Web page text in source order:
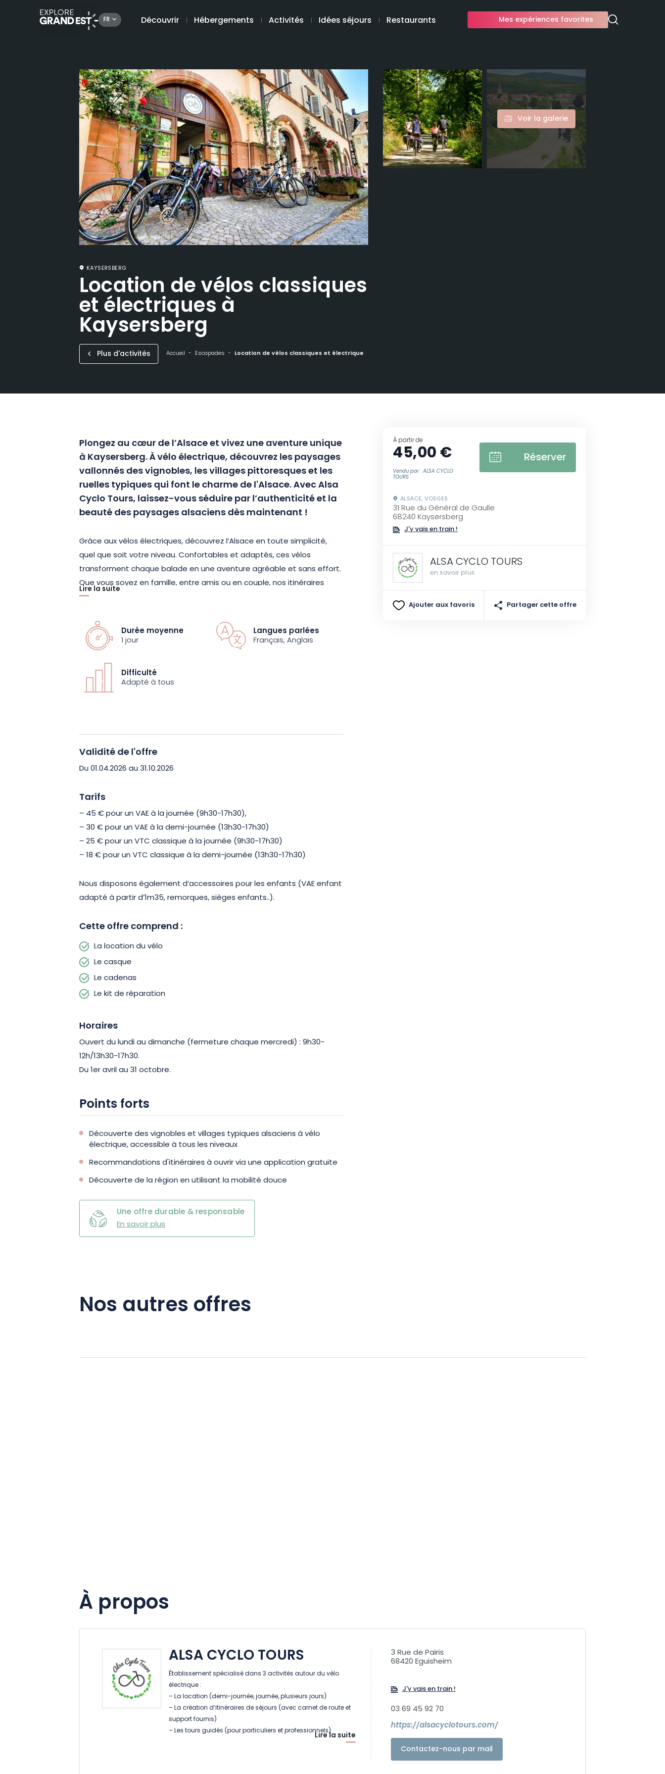
FR Découvrir Hébergements Activités Idées séjours Restaurants Mes expériences favorites
Voir la galerie
KAYSERSBERG
Location de vélos classiques
et électriques à
Kaysersberg
Plus d'activités Accueil Escapades Location de vélos classiques et électriques à Kaysersberg
Plongez au cœur de l’Alsace et vivez une aventure unique
à Kaysersberg. À vélo électrique, découvrez les paysages
vallonnés des vignobles, les villages pittoresques et les
ruelles typiques qui font le charme de l'Alsace. Avec Alsa
Cyclo Tours, laissez-vous séduire par l’authenticité et la
beauté des paysages alsaciens dès maintenant !
Grâce aux vélos électriques, découvrez l’Alsace en toute simplicité,
quel que soit votre niveau. Confortables et adaptés, ces vélos
transforment chaque balade en une aventure agréable et sans effort.
Que vous soyez en famille, entre amis ou en couple, nos itinéraires
personnalisés sont conçus pour s’adapter à votre niveau et vous
Roulez au cœur des vignobles et imprégnez-vous de l’atmosphère
chaleureuse des villages alsaciens. Ne manquez pas cette occasion de
créer des souvenirs mémorables en Alsace.
Réservez dès maintenant votre vélo électrique avec Alsa Cyclo Tours
Lire la suite
Durée moyenne
1 jour
Langues parlées
Français, Anglais
Difficulté
Adapté à tous
Validité de l'offre
Du 01.04.2026 au 31.10.2026
Tarifs
– 45 € pour un VAE à la journée (9h30-17h30),
– 30 € pour un VAE à la demi-journée (13h30-17h30)
– 25 € pour un VTC classique à la journée (9h30-17h30)
– 18 € pour un VTC classique à la demi-journée (13h30-17h30)
Nous disposons également d’accessoires pour les enfants (VAE enfant
adapté à partir d’1m35, remorques, sièges enfants..).
Cette offre comprend :
La location du vélo
Le casque
Le cadenas
Le kit de réparation
Horaires
Ouvert du lundi au dimanche (fermeture chaque mercredi) : 9h30-
12h/13h30-17h30.
Du 1er avril au 31 octobre.
Points forts
Découverte des vignobles et villages typiques alsaciens à vélo
électrique, accessible à tous les niveaux
Recommandations d'itinéraires à ouvrir via une application gratuite
Découverte de la région en utilisant la mobilité douce
Une offre durable & responsable
En savoir plus
À partir de
45,00 €
Vendu par : ALSA CYCLO
TOURS
Réserver
ALSACE, VOSGES
31 Rue du Général de Gaulle
68240 Kaysersberg
J'y vais en train !
ALSA CYCLO TOURS
en savoir plus
Ajouter aux favoris Partager cette offre
Nos autres offres
À propos
ALSA CYCLO TOURS
Établissement spécialisé dans 3 activités autour du vélo
électrique :
– La location (demi-journée, journée, plusieurs jours)
– La création d’itinéraires de séjours (avec carnet de route et
support fournis)
– Les tours guidés (pour particuliers et professionnels)Lire la suite
3 Rue de Pairis
68420 Eguisheim
J'y vais en train !
03 69 45 92 70
https://alsacyclotours.com/
Contactez-nous par mail